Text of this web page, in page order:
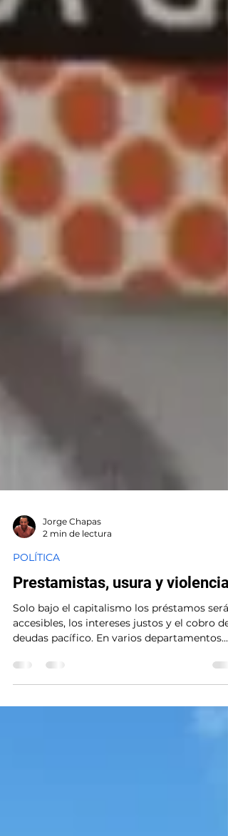
2 min de lectura
POLÍTICA
Prestamistas, usura y violencia
accesibles, los intereses justos y el cobro de
deudas pacífico. En varios departamentos...